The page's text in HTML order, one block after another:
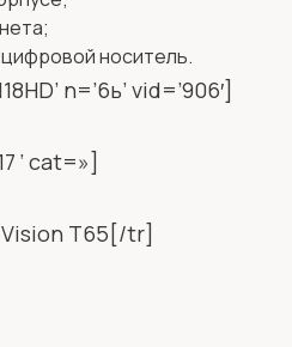
носитель.
n=’6ь’ vid=’906′]
‘ cat=»]
Vision T65[/tr]